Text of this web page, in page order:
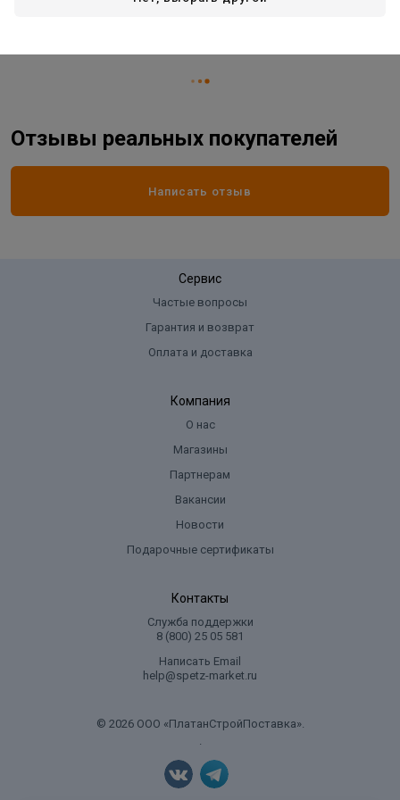
Отзывы реальных покупателей
Написать отзыв
Сервис
Частые вопросы
Гарантия и возврат
Оплата и доставка
Компания
О нас
Магазины
Партнерам
Вакансии
Новости
Подарочные сертификаты
Контакты
Служба поддержки
8 (800) 25 05 581
Написать Email
help@spetz-market.ru
© 2026 ООО «ПлатанСтройПоставка».
.